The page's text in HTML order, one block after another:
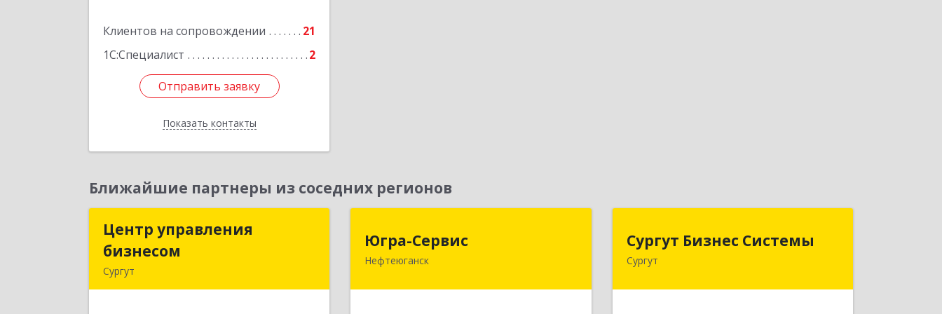
Клиентов на сопровождении
21
1С:Специалист
2
Отправить заявку
Показать контакты
Отправить заявку
Назад
Ближайшие партнеры из соседних регионов
Центр управления
бизнесом
Сургут
Центр управления
Югра-Сервис
Нефтеюганск628303, Ханты-Мансийский
Сургут Бизнес Системы
Сургут